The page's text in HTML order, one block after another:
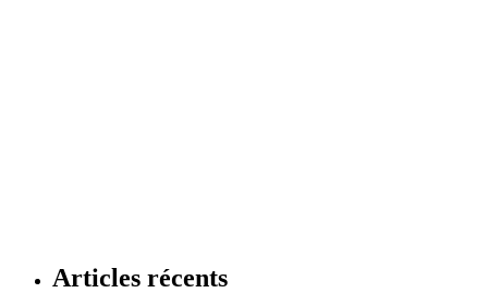
Articles récents